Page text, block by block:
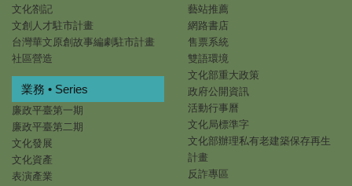
文化劄記
文創人才駐市計畫
台灣華文原創故事編劇駐市計畫
社區營造
藝站推薦
網路書店
售票系統
雙語環境
文化部重大政策
政府公開資訊
活動行事曆
文化局標準字
文化部辦理私有老建築保存再生
計畫
反詐專區
業務 • Series
廉政平臺第一期
廉政平臺第二期
文化發展
文化資產
表演產業